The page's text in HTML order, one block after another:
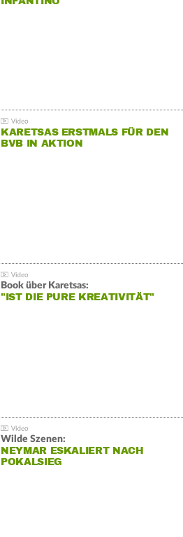
KARETSAS ERSTMALS FÜR DEN
BVB IN AKTION
Book über Karetsas:
"IST DIE PURE KREATIVITÄT"
Wilde Szenen:
NEYMAR ESKALIERT NACH
POKALSIEG